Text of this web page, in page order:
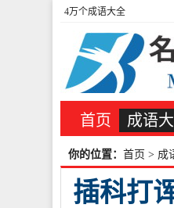
4万个成语大全
首页 成语
你的位置： 首页 > 成
插科打